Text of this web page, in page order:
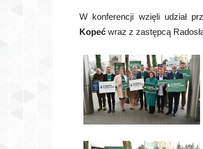
W konferencji wzięli udział
Kopeć wraz z zastępcą